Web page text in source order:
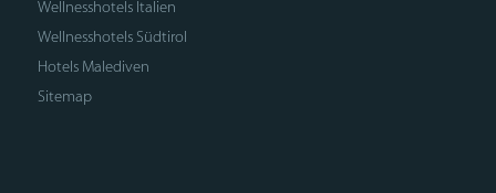
Wellnesshotels Italien
Wellnesshotels Südtirol
Hotels Malediven
Sitemap